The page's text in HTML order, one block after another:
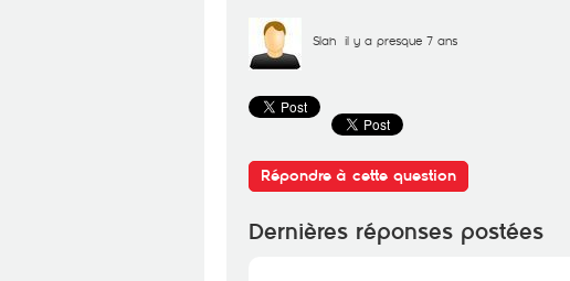
Slah il y a presque 7 ans
Répondre à cette question
Dernières réponses postées